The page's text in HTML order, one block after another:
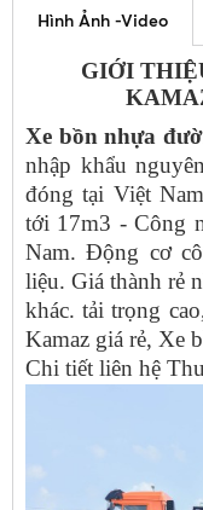
Hình Ảnh -Video
GIỚI
Xe bồn nhựa
nhập khẩu
đóng tại Việt
tới 17m3 - Công
Nam. Động cơ
liệu. Giá thành rẻ
khác. tải trọng
Kamaz giá rẻ, Xe
Chi tiết liên hệ